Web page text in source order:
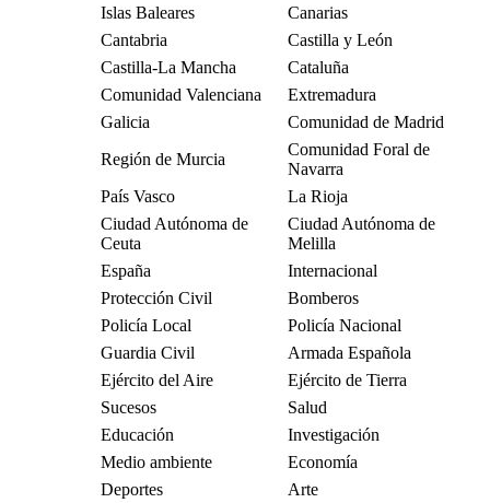
Islas Baleares
Canarias
Cantabria
Castilla y León
Castilla-La Mancha
Cataluña
Comunidad Valenciana
Extremadura
Galicia
Comunidad de Madrid
Región de Murcia
Comunidad Foral de
Navarra
País Vasco
La Rioja
Ciudad Autónoma de
Ceuta
Ciudad Autónoma de
Melilla
España
Internacional
Protección Civil
Bomberos
Policía Local
Policía Nacional
Guardia Civil
Armada Española
Ejército del Aire
Ejército de Tierra
Sucesos
Salud
Educación
Investigación
Medio ambiente
Economía
Deportes
Arte